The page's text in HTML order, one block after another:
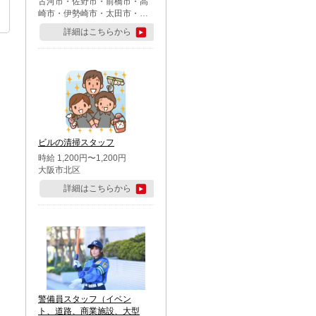
崎市・伊勢崎市・太田市・館
林市・藤岡市・大泉町・さい
たま市北区・川越市・熊谷
市・行田市・秩父市・所沢
市・鶴ケ島市・千葉市中央
区・市川市・松戸市・習志野
市・柏市・流山市・八千代
市・足立区・江戸川区・八王
子市・町田市
詳細はこちらから
ビルの清掃スタッフ
時給 1,200円〜1,200円
大阪市北区
詳細はこちらから
警備員スタッフ（イベン
ト、道路、商業施設、大型